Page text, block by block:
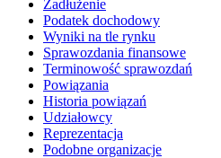
Zadłużenie
Podatek dochodowy
Wyniki na tle rynku
Sprawozdania finansowe
Terminowość sprawozdań
Powiązania
Historia powiązań
Udziałowcy
Reprezentacja
Podobne organizacje